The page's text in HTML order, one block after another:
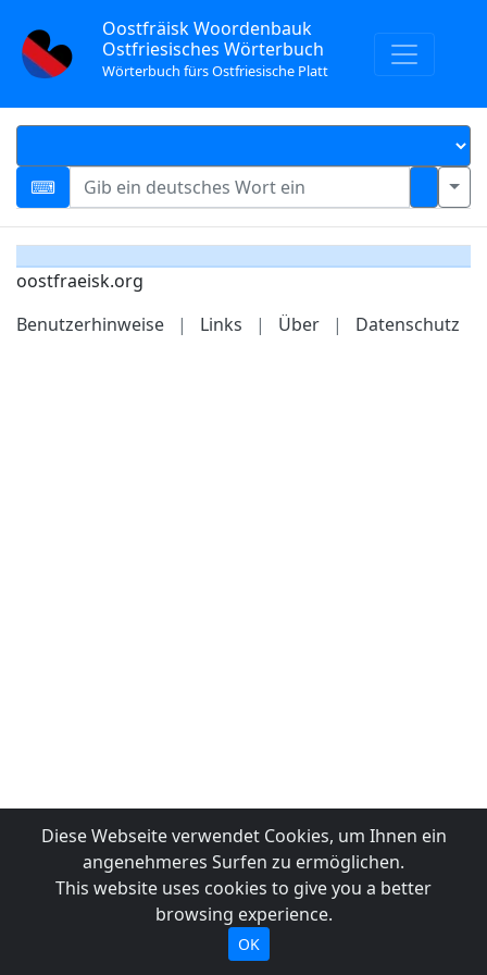
Oostfräisk Woordenbauk
Ostfriesisches Wörterbuch
Wörterbuch fürs Ostfriesische Platt
oostfraeisk.org
Benutzerhinweise
| Links | Über | Datenschutz
Diese Webseite verwendet Cookies, um Ihnen ein
angenehmeres Surfen zu ermöglichen.
This website uses cookies to give you a better
browsing experience.
OK